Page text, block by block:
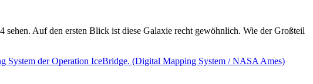
Auf den ersten Blick ist diese Galaxie recht gewöhnlich. Wie der Großteil